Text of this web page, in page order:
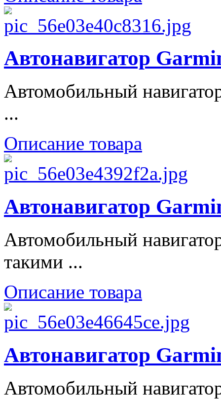
Автонавигатор
Автомобильный
...
Описание товара
Автонавигатор
Автомобильный
такими ...
Описание товара
Автонавигатор
Автомобильный